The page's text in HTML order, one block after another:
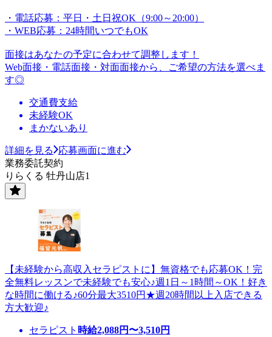
・電話応募：平日・土日祝OK（9:00～20:00）
・WEB応募：24時間いつでもOK
面接はあなたの予定に合わせて調整します！
Web面接・電話面接・対面面接から、ご希望の方法を選べま
す◎
交通費支給
未経験OK
まかないあり
詳細を見る
応募画面に進む
業務委託契約
りらくる 牡丹山店1
【未経験から高収入セラピストに】無資格でも応募OK！完
全無料レッスンで未経験でも安心♪週1日～1時間～OK！好き
な時間に働ける♪60分最大3510円★週20時間以上入店できる
方大歓迎♪
セラピスト 時給2,088円〜3,510円